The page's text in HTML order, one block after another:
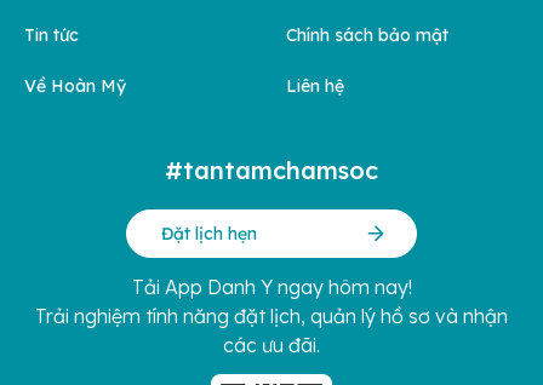
Tin tức
Về Hoàn Mỹ
Chính sách bảo mật
Liên hệ
#tantamchamsoc
Đặt lịch hẹn
Tải App Danh Y ngay hôm nay!
Trải nghiệm tính năng đặt lịch, quản lý hồ sơ và nhận
các ưu đãi.